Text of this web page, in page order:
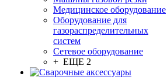
Медицинское оборудование
Оборудование для
газораспределительных
систем
Сетевое оборудование
+ ЕЩЕ 2